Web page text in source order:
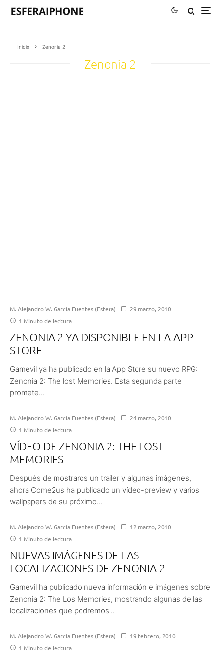
Inicio Zenonia 2
Zenonia 2
M. Alejandro W. García Fuentes (Esfera)
29 marzo, 2010
1 Minuto de lectura
ZENONIA 2 YA DISPONIBLE EN LA APP
STORE
Gamevil ya ha publicado en la App Store su nuevo RPG:
Zenonia 2: The lost Memories. Esta segunda parte
promete...
M. Alejandro W. García Fuentes (Esfera)
24 marzo, 2010
1 Minuto de lectura
VÍDEO DE ZENONIA 2: THE LOST
MEMORIES
Después de mostraros un trailer y algunas imágenes,
ahora Come2us ha publicado un vídeo-preview y varios
wallpapers de su próximo...
M. Alejandro W. García Fuentes (Esfera)
12 marzo, 2010
1 Minuto de lectura
NUEVAS IMÁGENES DE LAS
LOCALIZACIONES DE ZENONIA 2
Gamevil ha publicado nueva información e imágenes sobre
Zenonia 2: The Los Memories, mostrando algunas de las
localizaciones que podremos...
M. Alejandro W. García Fuentes (Esfera)
19 febrero, 2010
1 Minuto de lectura